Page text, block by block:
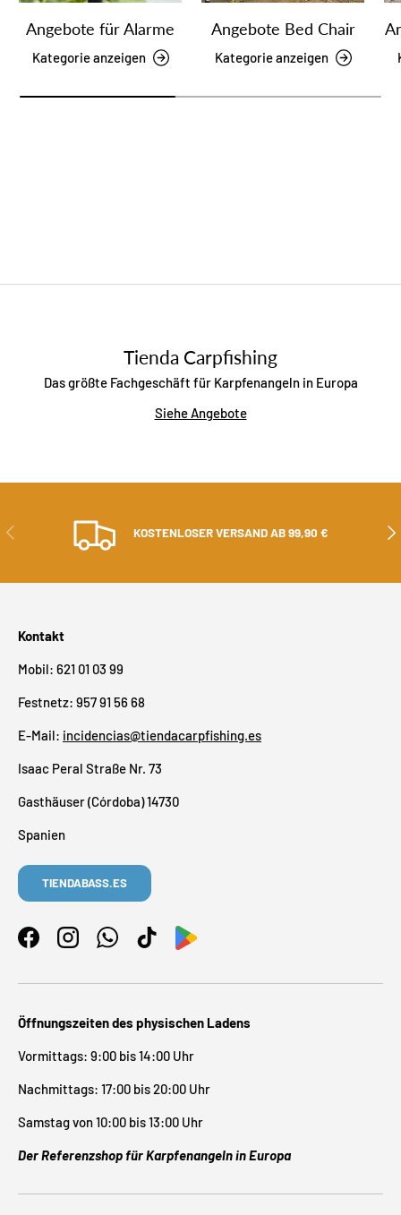
Angebote für Alarme
Kategorie anzeigen
Angebote Bed Chair
Kategorie anzeigen
Tienda Carpfishing
Das größte Fachgeschäft für Karpfenangeln in Europa
Siehe Angebote
ZURÜCK KOSTENLOSER VERSAND AB 99,90 €
Kontakt
Mobil: 621 01 03 99
Festnetz: 957 91 56 68
E-Mail: incidencias@tiendacarpfishing.es
Isaac Peral Straße Nr. 73
Gasthäuser (Córdoba) 14730
Spanien
TIENDABASS.ES
FacebookInstagramWhatsAppTikTok
Öffnungszeiten des physischen Ladens
Vormittags: 9:00 bis 14:00 Uhr
Nachmittags: 17:00 bis 20:00 Uhr
Samstag von 10:00 bis 13:00 Uhr
Der Referenzshop für Karpfenangeln in Europa